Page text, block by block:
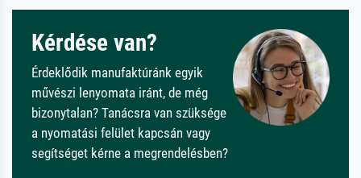
Kérdése van?
Érdeklődik manufaktúránk egyik
művészi lenyomata iránt, de még
bizonytalan? Tanácsra van szüksége
a nyomatási felület kapcsán vagy
segítséget kérne a megrendelésben?